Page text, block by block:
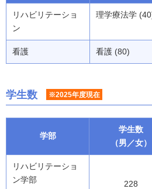
リハビリテーショ
ン
理学療法学
看護 看護 (80)
学生数 ※2025年度現在
学部
学生数
（男／女）
リハビリテーショ
ン学部
228